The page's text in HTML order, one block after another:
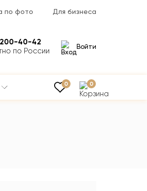
по фото Для бизнеса
40-42
по России
Войти
0 0